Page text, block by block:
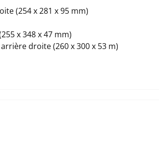
(254 x 281 x 95 mm)
x 348 x 47 mm)
droite (260 x 300 x 53 m)